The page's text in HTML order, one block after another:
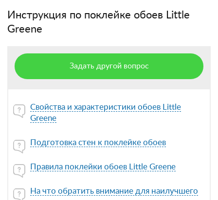
Инструкция по поклейке обоев Little
Greene
Задать другой вопрос
Свойства и характеристики обоев Little
Greene
Подготовка стен к поклейке обоев
Правила поклейки обоев Little Greene
На что обратить внимание для наилучшего